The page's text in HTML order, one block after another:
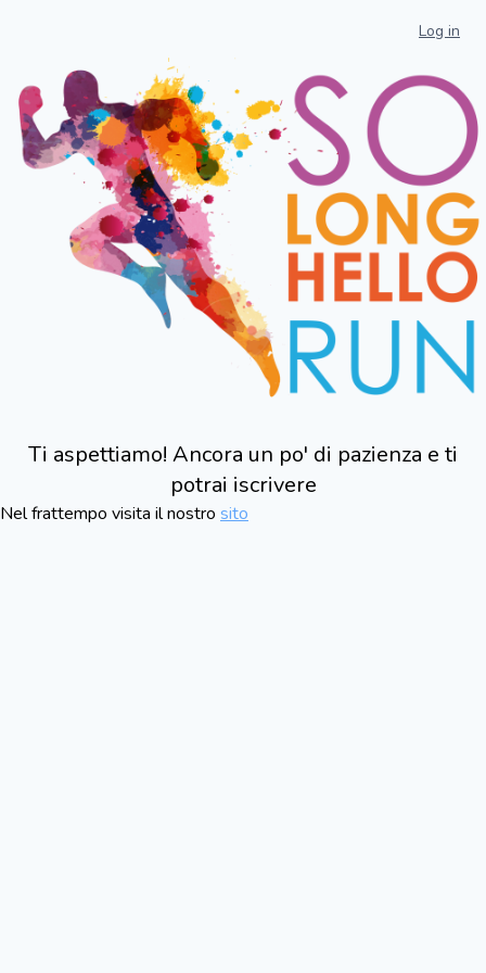
Log in
Ti aspettiamo! Ancora un po' di pazienza e ti
potrai iscrivere
Nel frattempo visita il nostro sito